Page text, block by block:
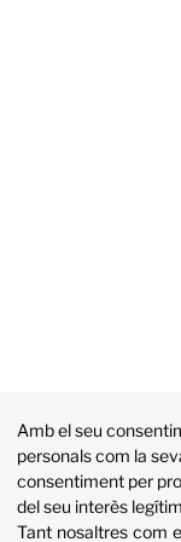
Amb el seu
personals com la
consentiment per
del seu interès
Tant nosaltres com